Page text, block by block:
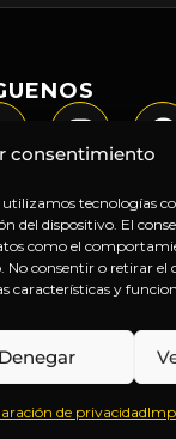
consentimiento
tecnologías
del dispositivo. El
como el
No consentir o retirar
características y
Denegar
de privacidad